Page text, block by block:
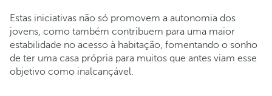
Estas iniciativas não só promovem a autonomia dos
jovens, como também contribuem para uma maior
estabilidade no acesso à habitação, fomentando o sonho
de ter uma casa própria para muitos que antes viam esse
objetivo como inalcançável.